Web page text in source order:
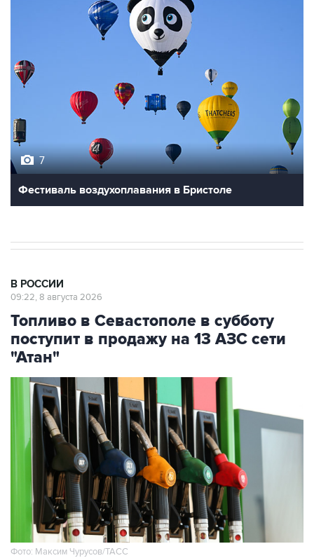
Фестиваль воздухоплавания в Бристоле
Топливо в Севастополе в субботу
поступит в продажу на 13 АЗС сети
"Атан"
Фото: Максим Чурусов/ТАСС
Москва. 8 августа. INTERFAX.RU - Топливо